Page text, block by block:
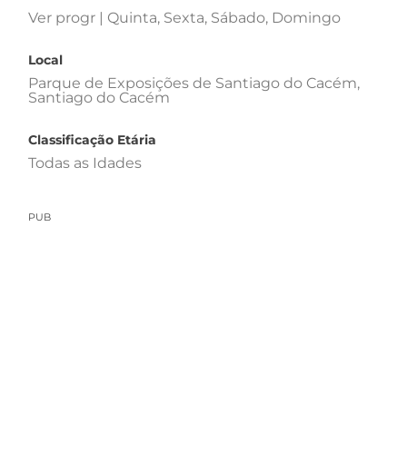
Ver progr | Quinta, Sexta, Sábado, Domingo
Local
Parque de Exposições de Santiago do Cacém,
Santiago do Cacém
Classificação Etária
Todas as Idades
PUB